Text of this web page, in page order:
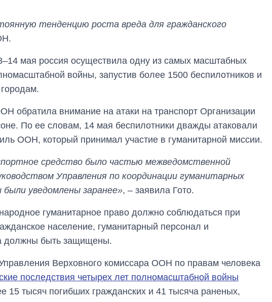
тенденцию роста вреда для гражданского
мая россия осуществила одну из самых масштабных
войны, запустив более 1500 беспилотников и
обратила внимание на атаки на транспорт Организации
По ее словам, 14 мая беспилотники дважды атаковали
ООН, который принимал участие в гуманитарной миссии.
средство было частью межведомственной
Управления по координации гуманитарных
уведомлены заранее», – заявила Гото.
гуманитарное право должно соблюдаться при
население, гуманитарный персонал и
должны быть защищены.
Верховного комиссара ООН по правам человека
последствия четырех лет полномасштабной войны
15 тысяч погибших гражданских и 41 тысяча раненых,